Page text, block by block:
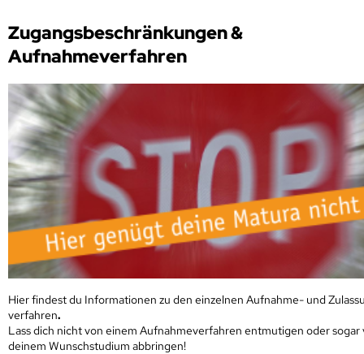
Zugangsbeschränkungen &
Aufnahmeverfahren
Hier findest du Informationen zu den einzelnen Aufnahme- und
verfahren.
Lass dich nicht von einem Aufnahmeverfahren entmutigen oder sogar
deinem Wunschstudium abbringen!